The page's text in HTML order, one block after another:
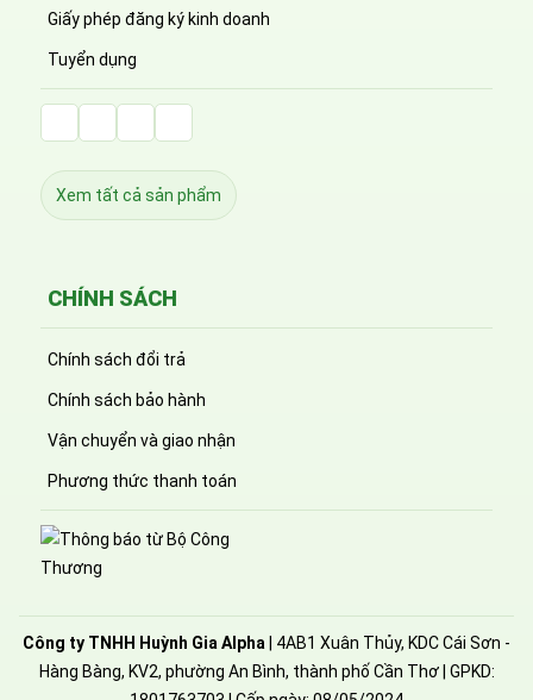
Giấy phép đăng ký kinh doanh
Tuyển dụng
Xem tất cả sản phẩm
CHÍNH SÁCH
Chính sách đổi trả
Chính sách bảo hành
Vận chuyển và giao nhận
Phương thức thanh toán
Công ty TNHH Huỳnh Gia Alpha | 4AB1 Xuân Thủy, KDC Cái Sơn -
Hàng Bàng, KV2, phường An Bình, thành phố Cần Thơ | GPKD: